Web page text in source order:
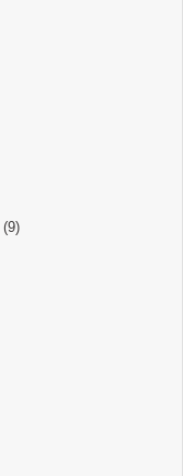
(9)